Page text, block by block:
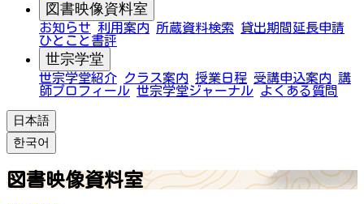
図書映像資料室
お知らせ 利用案内 所蔵資料検索
貸出期間延長申請
ひとこと書評
世宗学堂
世宗学堂紹介 クラス案内 授業日程 受講申込案内 講
師プロフィール 世宗学堂ジャーナル よくある質問
日本語
한국어
図書映像資料室